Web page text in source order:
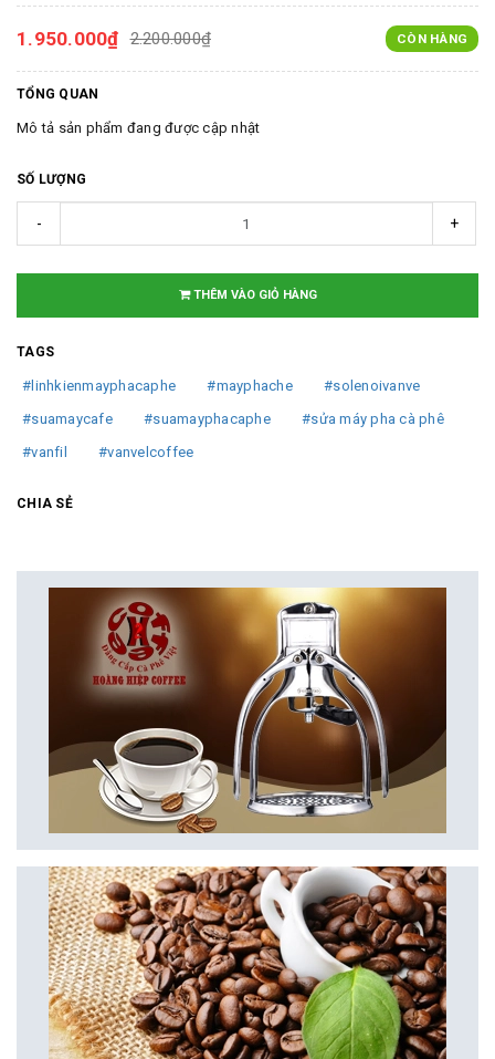
1.950.000₫ 2.200.000₫ CÒN HÀNG
TỔNG QUAN
Mô tả sản phẩm đang được cập nhật
SỐ LƯỢNG
- +
THÊM VÀO GIỎ HÀNG
TAGS
#linhkienmayphacaphe #mayphache
#solenoivanve
#suamaycafe
#suamayphacaphe
#sửa máy pha cà phê
#vanfil
#vanvelcoffee
CHIA SẺ